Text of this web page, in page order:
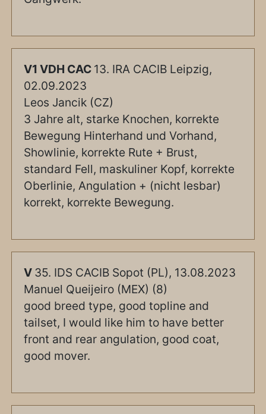
V1 VDH CAC 13. IRA CACIB Leipzig,
02.09.2023
Leos Jancik (CZ)
3 Jahre alt, starke Knochen, korrekte
Bewegung Hinterhand und Vorhand,
Showlinie, korrekte Rute + Brust,
standard Fell, maskuliner Kopf, korrekte
Oberlinie, Angulation + (nicht lesbar)
korrekt, korrekte Bewegung.
V 35. IDS CACIB Sopot (PL), 13.08.2023
Manuel Queijeiro (MEX) (8)
good breed type, good topline and
tailset, I would like him to have better
front and rear angulation, good coat,
good mover.